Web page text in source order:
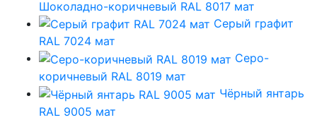
Шоколадно-коричневый RAL 8017 мат
Серый графит
RAL 7024 мат
Серо-
коричневый RAL 8019 мат
Чёрный янтарь
RAL 9005 мат